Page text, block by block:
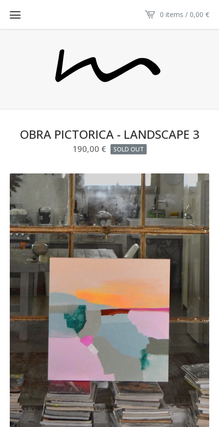
0 items / 0,00 €
OBRA PICTORICA - LANDSCAPE 3
190,00 € SOLD OUT